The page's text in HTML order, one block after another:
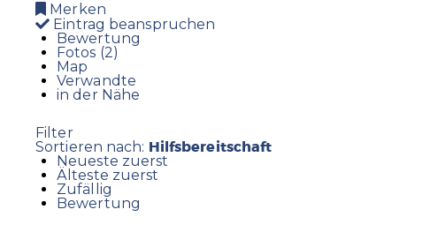
Merken
Eintrag beanspruchen
Bewertung
Fotos (2)
Map
Verwandte
in der Nähe
Filter
Sortieren nach: Hilfsbereitschaft
Neueste zuerst
Älteste zuerst
Zufällig
Bewertung